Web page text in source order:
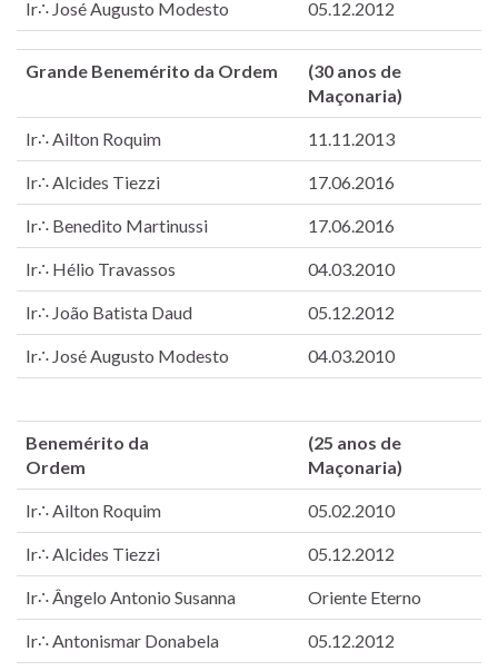
Ir∴ José Augusto Modesto 05.12.2012
Grande Benemérito da Ordem
(30 anos de
Maçonaria)
Ir∴ Ailton Roquim 11.11.2013
Ir∴ Alcides Tiezzi 17.06.2016
Ir∴ Benedito Martinussi 17.06.2016
Ir∴ Hélio Travassos 04.03.2010
Ir∴ João Batista Daud 05.12.2012
Ir∴ José Augusto Modesto 04.03.2010
Benemérito da
Ordem
(25 anos de
Maçonaria)
Ir∴ Ailton Roquim 05.02.2010
Ir∴ Alcides Tiezzi 05.12.2012
Ir∴ Ângelo Antonio Susanna Oriente Eterno
Ir∴ Antonismar Donabela 05.12.2012